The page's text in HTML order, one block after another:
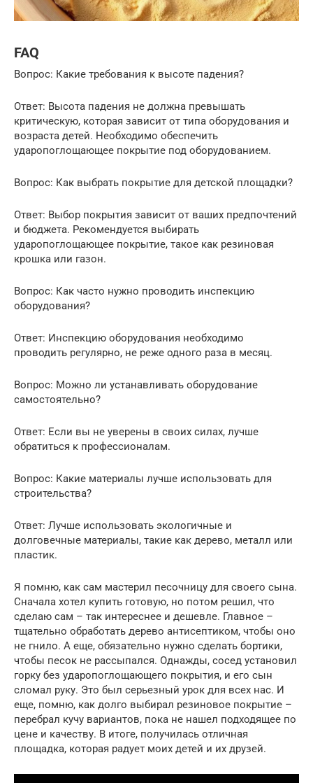
FAQ
Вопрос: Какие требования к высоте падения?
Ответ: Высота падения не должна превышать
критическую, которая зависит от типа оборудования и
возраста детей. Необходимо обеспечить
ударопоглощающее покрытие под оборудованием.
Вопрос: Как выбрать покрытие для детской площадки?
Ответ: Выбор покрытия зависит от ваших предпочтений
и бюджета. Рекомендуется выбирать
ударопоглощающее покрытие, такое как резиновая
крошка или газон.
Вопрос: Как часто нужно проводить инспекцию
оборудования?
Ответ: Инспекцию оборудования необходимо
проводить регулярно, не реже одного раза в месяц.
Вопрос: Можно ли устанавливать оборудование
самостоятельно?
Ответ: Если вы не уверены в своих силах, лучше
обратиться к профессионалам.
Вопрос: Какие материалы лучше использовать для
строительства?
Ответ: Лучше использовать экологичные и
долговечные материалы, такие как дерево, металл или
пластик.
Я помню, как сам мастерил песочницу для своего сына.
Сначала хотел купить готовую, но потом решил, что
сделаю сам – так интереснее и дешевле. Главное –
тщательно обработать дерево антисептиком, чтобы оно
не гнило. А еще, обязательно нужно сделать бортики,
чтобы песок не рассыпался. Однажды, сосед установил
горку без ударопоглощающего покрытия, и его сын
сломал руку. Это был серьезный урок для всех нас. И
еще, помню, как долго выбирал резиновое покрытие –
перебрал кучу вариантов, пока не нашел подходящее по
цене и качеству. В итоге, получилась отличная
площадка, которая радует моих детей и их друзей.